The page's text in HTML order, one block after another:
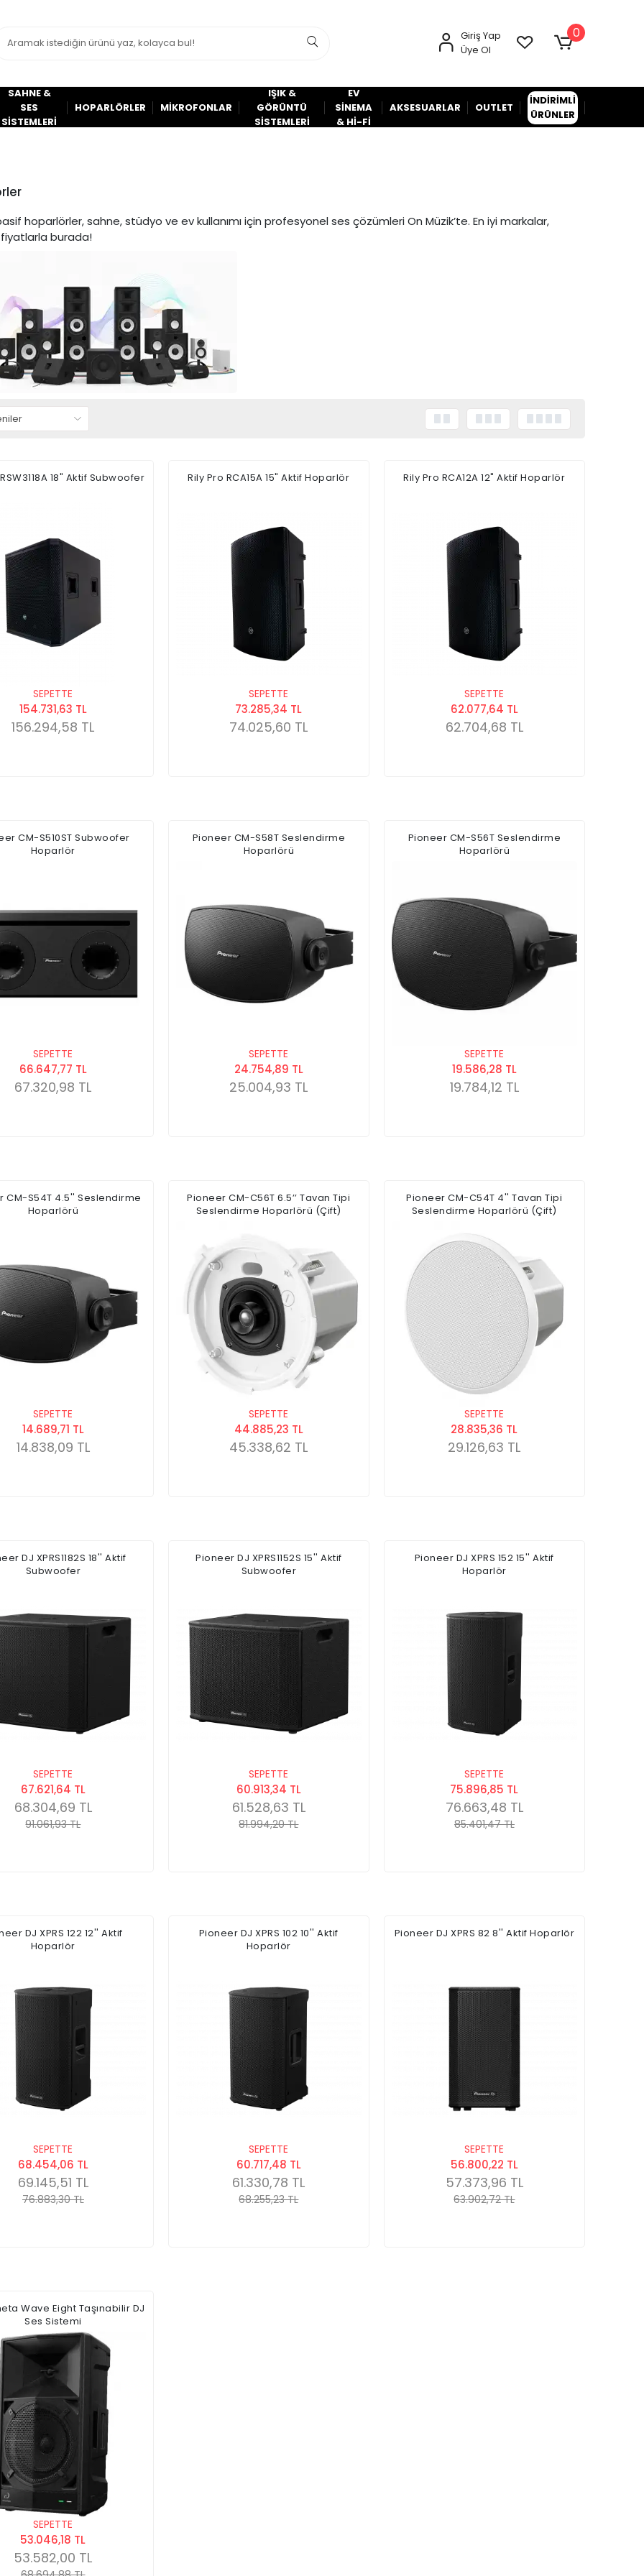
Giriş Yap
Üye Ol
0
SAHNE &
SES
SİSTEMLERİ
HOPARLÖRLER MİKROFONLAR
IŞIK &
GÖRÜNTÜ
SİSTEMLERİ
EV
SİNEMA
& Hİ-Fİ
AKSESUARLAR OUTLET
İNDİRİMLİ
ÜRÜNLER
hoparlörler, sahne, stüdyo ve ev kullanımı için profesyonel ses çözümleri On Müzik’te. En iyi markalar,
fiyatlarla burada!
18" Aktif Subwoofer
SEPETTE
154.731,63 TL
156.294,58 TL
Rily Pro RCA15A 15" Aktif Hoparlör
SEPETTE
73.285,34 TL
74.025,60 TL
Rily Pro RCA12A 12" Aktif Hoparlör
SEPETTE
62.077,64 TL
62.704,68 TL
CM-S510ST Subwoofer
Hoparlör
SEPETTE
66.647,77 TL
67.320,98 TL
Pioneer CM-S58T Seslendirme
Hoparlörü
SEPETTE
24.754,89 TL
25.004,93 TL
Pioneer CM-S56T Seslendirme
Hoparlörü
SEPETTE
19.586,28 TL
19.784,12 TL
CM-S54T 4.5'' Seslendirme
Hoparlörü
SEPETTE
14.689,71 TL
14.838,09 TL
Pioneer CM-C56T 6.5’’ Tavan Tipi
Seslendirme Hoparlörü (Çift)
SEPETTE
44.885,23 TL
45.338,62 TL
Pioneer CM-C54T 4'' Tavan Tipi
Seslendirme Hoparlörü (Çift)
SEPETTE
28.835,36 TL
29.126,63 TL
DJ XPRS1182S 18'' Aktif
Subwoofer
SEPETTE
67.621,64 TL
68.304,69 TL
91.061,93 TL
Pioneer DJ XPRS1152S 15'' Aktif
Subwoofer
SEPETTE
60.913,34 TL
61.528,63 TL
81.994,20 TL
Pioneer DJ XPRS 152 15'' Aktif
Hoparlör
SEPETTE
75.896,85 TL
76.663,48 TL
85.401,47 TL
DJ XPRS 122 12'' Aktif
Hoparlör
SEPETTE
68.454,06 TL
69.145,51 TL
76.883,30 TL
Pioneer DJ XPRS 102 10'' Aktif
Hoparlör
SEPETTE
60.717,48 TL
61.330,78 TL
68.255,23 TL
Pioneer DJ XPRS 82 8'' Aktif Hoparlör
SEPETTE
56.800,22 TL
57.373,96 TL
63.902,72 TL
Wave Eight Taşınabilir DJ
Ses Sistemi
SEPETTE
53.046,18 TL
53.582,00 TL